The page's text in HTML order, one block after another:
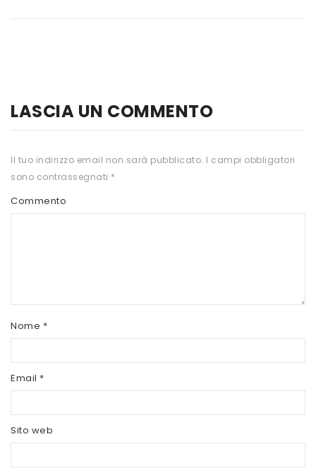
NAMED SPORT
NATIVA INTEGRATORI
NATURAL POINT
PRO ACTION
SCITEC NUTRITION
SEVEN NUTRITION
SYFORM
LASCIA UN COMMENTO
Il tuo indirizzo email non sarà pubblicato. I campi obbligatori
sono contrassegnati *
Commento
Nome *
Email *
Sito web